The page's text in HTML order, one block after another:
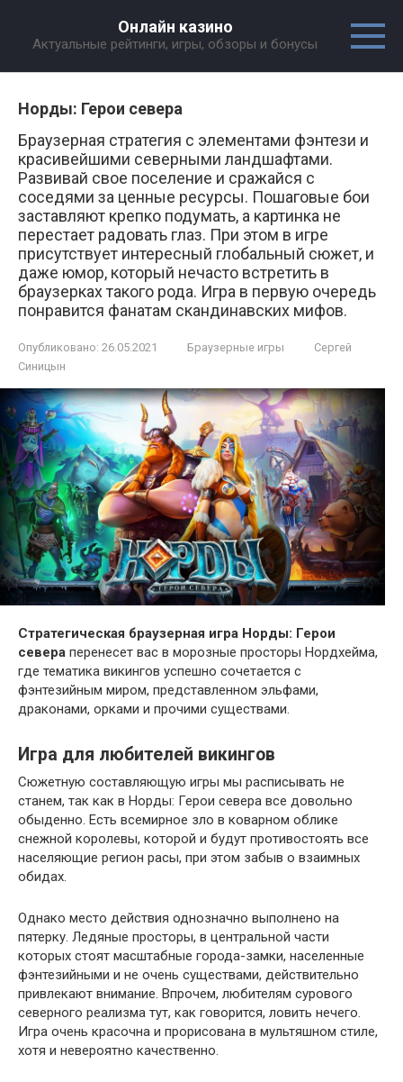
контенту
Онлайн казино
Актуальные рейтинги, игры, обзоры и бонусы
Норды: Герои севера
Браузерная стратегия с элементами фэнтези и
красивейшими северными ландшафтами.
Развивай свое поселение и сражайся с
соседями за ценные ресурсы. Пошаговые бои
заставляют крепко подумать, а картинка не
перестает радовать глаз. При этом в игре
присутствует интересный глобальный сюжет, и
даже юмор, который нечасто встретить в
браузерках такого рода. Игра в первую очередь
понравится фанатам скандинавских мифов.
Опубликовано: 26.05.2021 Браузерные игры
Сергей
Синицын
Стратегическая браузерная игра Норды: Герои
севера перенесет вас в морозные просторы Нордхейма,
где тематика викингов успешно сочетается с
фэнтезийным миром, представленном эльфами,
драконами, орками и прочими существами.
Игра для любителей викингов
Сюжетную составляющую игры мы расписывать не
станем, так как в Норды: Герои севера все довольно
обыденно. Есть всемирное зло в коварном облике
снежной королевы, которой и будут противостоять все
населяющие регион расы, при этом забыв о взаимных
обидах.
Однако место действия однозначно выполнено на
пятерку. Ледяные просторы, в центральной части
которых стоят масштабные города-замки, населенные
фэнтезийными и не очень существами, действительно
привлекают внимание. Впрочем, любителям сурового
северного реализма тут, как говорится, ловить нечего.
Игра очень красочна и прорисована в мультяшном стиле,
хотя и невероятно качественно.